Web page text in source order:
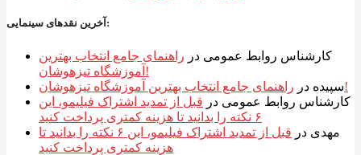
آخرین نقدهای سینمایی:
کارشناس روابط عمومی در راهنمای جامع انتخاب بهترین
آموزشگاه تیزهوشان!
سپیده در
راهنمای جامع انتخاب بهترین آموزشگاه تیزهوشان!
کارشناس روابط عمومی در قبل از تمدید اشتراک فیلیمو، این
۶ نکته را بدانید تا هزینه کمتری پرداخت کنید
مهدی در
قبل از تمدید اشتراک فیلیمو، این ۶ نکته را بدانید تا
هزینه کمتری پرداخت کنید